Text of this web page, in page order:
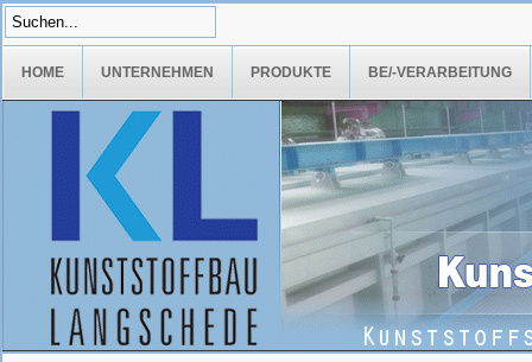
HOME UNTERNEHMEN PRODUKTE BE/-VERARBEITUNG